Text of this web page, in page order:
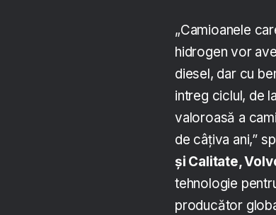
„Camioanele
hidrogen vor
diesel, dar cu
intreg ciclul, de
valoroasă a
de câțiva ani,”
și Calitate,
tehnologie
producător